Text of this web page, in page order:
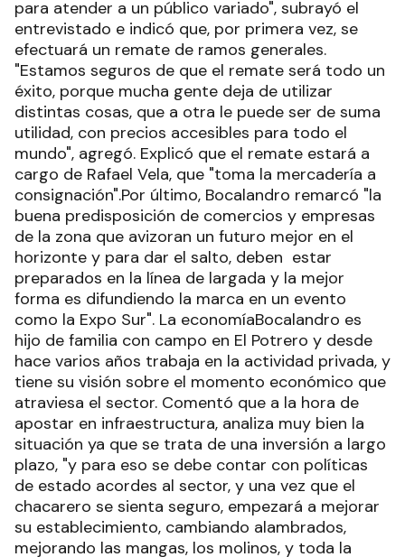
para atender a un público variado", subrayó el
entrevistado e indicó que, por primera vez, se
efectuará un remate de ramos generales.
"Estamos seguros de que el remate será todo un
éxito, porque mucha gente deja de utilizar
distintas cosas, que a otra le puede ser de suma
utilidad, con precios accesibles para todo el
mundo", agregó. Explicó que el remate estará a
cargo de Rafael Vela, que "toma la mercadería a
consignación".Por último, Bocalandro remarcó "la
buena predisposición de comercios y empresas
de la zona que avizoran un futuro mejor en el
horizonte y para dar el salto, deben estar
preparados en la línea de largada y la mejor
forma es difundiendo la marca en un evento
como la Expo Sur". La economíaBocalandro es
hijo de familia con campo en El Potrero y desde
hace varios años trabaja en la actividad privada, y
tiene su visión sobre el momento económico que
atraviesa el sector. Comentó que a la hora de
apostar en infraestructura, analiza muy bien la
situación ya que se trata de una inversión a largo
plazo, "y para eso se debe contar con políticas
de estado acordes al sector, y una vez que el
chacarero se sienta seguro, empezará a mejorar
su establecimiento, cambiando alambrados,
mejorando las mangas, los molinos, y toda la